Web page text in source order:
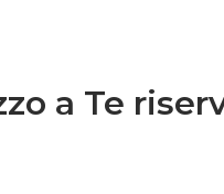
a Te